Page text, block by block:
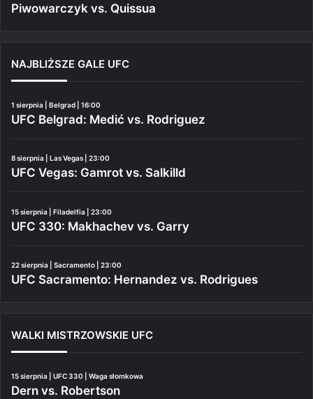
Piwowarczyk vs. Quissua
NAJBLIŻSZE GALE UFC
1 sierpnia | Belgrad | 16:00
UFC Belgrad: Medić vs. Rodriguez
8 sierpnia | Las Vegas | 23:00
UFC Vegas: Gamrot vs. Salkilld
15 sierpnia | Filadelfia | 23:00
UFC 330: Makhachev vs. Garry
22 sierpnia | Sacramento | 23:00
UFC Sacramento: Hernandez vs. Rodrigues
WALKI MISTRZOWSKIE UFC
15 sierpnia | UFC 330 | Waga słomkowa
Dern vs. Robertson